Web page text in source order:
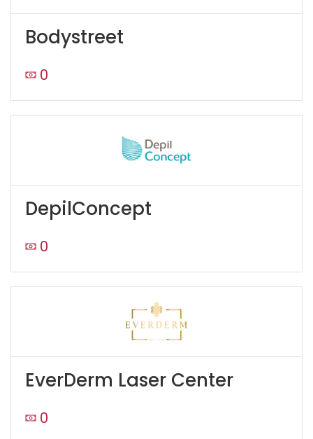
Bodystreet
0
DepilConcept
0
EverDerm Laser Center
0